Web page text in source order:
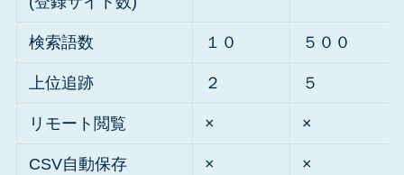
検索語数 １０ ５００
上位追跡 ２ ５
リモート閲覧 × ×
CSV自動保存 × ×